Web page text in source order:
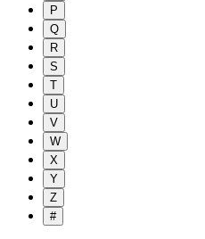
P
Q
R
S
T
U
V
W
X
Y
Z
#